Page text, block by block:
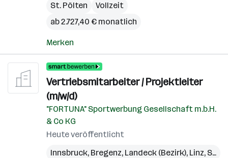
St. Pölten
Vollzeit
ab 2.727,40 € monatlich
Merken
Vertriebsmitarbeiter / Projektleiter
(m/w/d)
"FORTUNA" Sportwerbung Gesellschaft m.b.H.
& Co KG
Heute veröffentlicht
Innsbruck, Bregenz, Landeck (Bezirk), Linz, St. Pölten